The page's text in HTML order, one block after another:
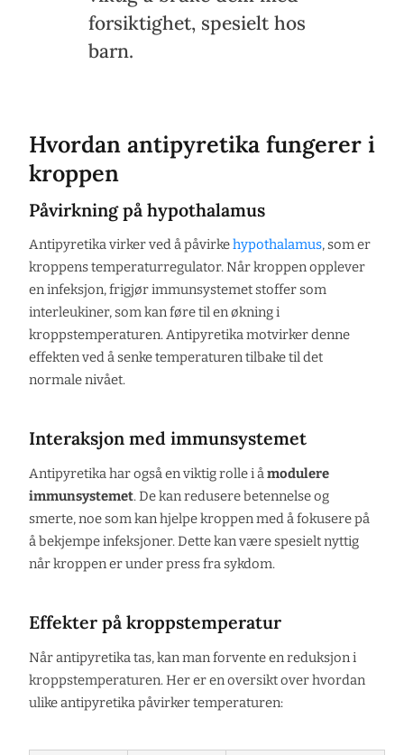
forsiktighet, spesielt hos
barn.
Hvordan antipyretika fungerer i
kroppen
Påvirkning på hypothalamus
Antipyretika virker ved å påvirkehypothalamus, som er
kroppens temperaturregulator. Når kroppen opplever
en infeksjon, frigjør immunsystemet stoffer som
interleukiner, som kan føre til en økning i
kroppstemperaturen. Antipyretika motvirker denne
effekten ved å senke temperaturen tilbake til det
normale nivået.
Interaksjon med immunsystemet
Antipyretika har også en viktig rolle i åmodulere
immunsystemet. De kan redusere betennelse og
smerte, noe som kan hjelpe kroppen med å fokusere på
å bekjempe infeksjoner. Dette kan være spesielt nyttig
når kroppen er under press fra sykdom.
Effekter på kroppstemperatur
Når antipyretika tas, kan man forvente en reduksjon i
kroppstemperaturen. Her er en oversikt over hvordan
ulike antipyretika påvirker temperaturen: